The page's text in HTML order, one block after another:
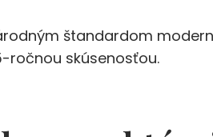
štandardom
ročnou skúsenosťou.